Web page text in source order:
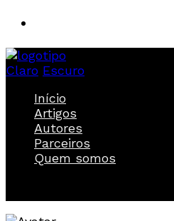
Claro Escuro
Início
Artigos
Autores
Parceiros
Quem somos